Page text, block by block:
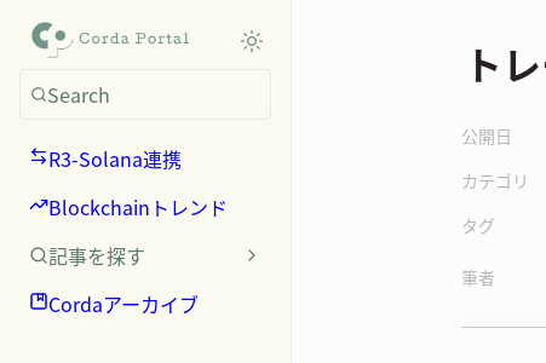
Search
R3-Solana連携
Blockchainトレンド
記事を探す
Cordaアーカイブ
ト
公開日
カテゴリ
タグ
筆者